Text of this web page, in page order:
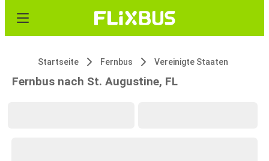
Startseite Fernbus Vereinigte Staaten
Fernbus nach St. Augustine, FL